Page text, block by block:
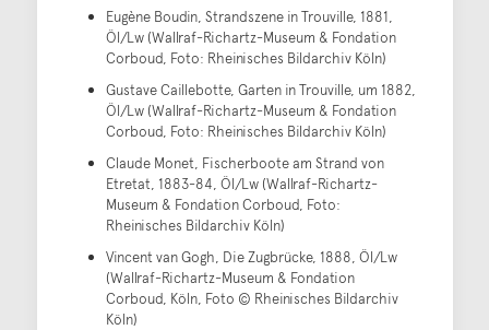
Eugène Boudin, Strandszene in Trouville, 1881,
Öl/Lw (Wallraf-Richartz-Museum & Fondation
Corboud, Foto: Rheinisches Bildarchiv Köln)
Gustave Caillebotte, Garten in Trouville, um 1882,
Öl/Lw (Wallraf-Richartz-Museum & Fondation
Corboud, Foto: Rheinisches Bildarchiv Köln)
Claude Monet, Fischerboote am Strand von
Etretat, 1883-84, Öl/Lw (Wallraf-Richartz-
Museum & Fondation Corboud, Foto:
Rheinisches Bildarchiv Köln)
Vincent van Gogh, Die Zugbrücke, 1888, Öl/Lw
(Wallraf-Richartz-Museum & Fondation
Corboud, Köln, Foto © Rheinisches Bildarchiv
Köln)